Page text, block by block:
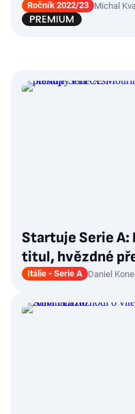
Ročník 2022/23 Michal
Startuje Serie
titul, hvězdné
Itálie - Serie A Daniel